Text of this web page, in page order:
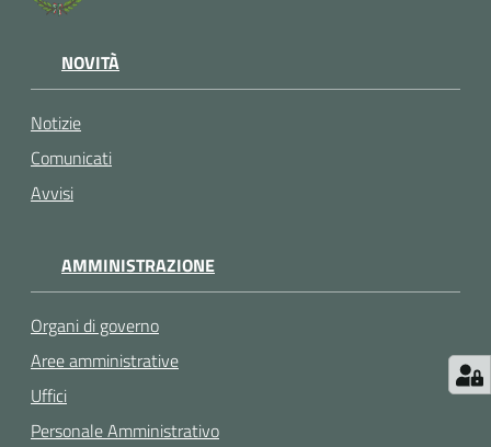
NOVITÀ
Notizie
Comunicati
Avvisi
AMMINISTRAZIONE
Organi di governo
Aree amministrative
Uffici
Personale Amministrativo